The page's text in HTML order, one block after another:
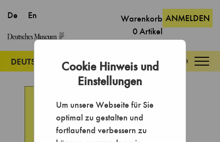
Cookie Hinweis und
Einstellungen
Um unsere Webseite für Sie
optimal zu gestalten und
fortlaufend verbessern zu
Warenkorb
0Artikel
ANMELDEN